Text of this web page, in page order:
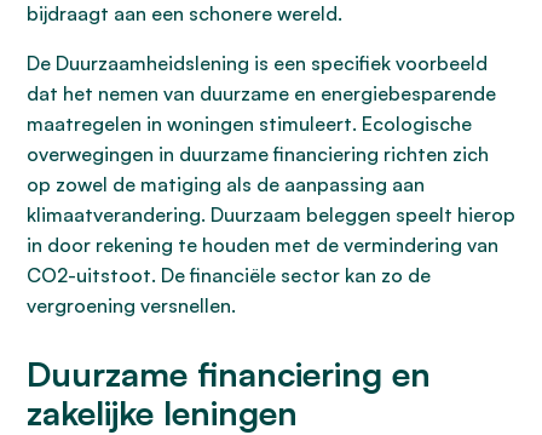
bijdraagt aan een schonere wereld.
De Duurzaamheidslening is een specifiek voorbeeld
dat het nemen van duurzame en energiebesparende
maatregelen in woningen stimuleert. Ecologische
overwegingen in duurzame financiering richten zich
op zowel de matiging als de aanpassing aan
klimaatverandering. Duurzaam beleggen speelt hierop
in door rekening te houden met de vermindering van
CO2-uitstoot. De financiële sector kan zo de
vergroening versnellen.
Duurzame financiering en
zakelijke leningen